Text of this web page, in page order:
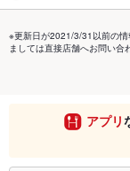
※更新日が2021/3/31以前の情
ましては直接店舗へお問い合
アプリ